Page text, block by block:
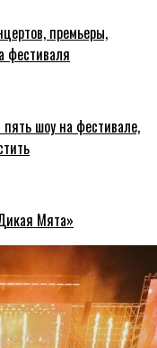
премьеры,
фестиваля
шоу на фестивале,
Мята»